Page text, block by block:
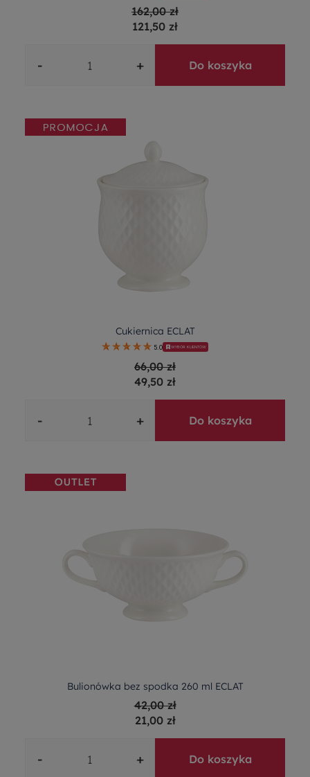
162,00 zł
121,50 zł
- + Do koszyka
Cukiernica ECLAT
5.0 WYBÓR KLIENTÓW
66,00 zł
49,50 zł
- + Do koszyka
Bulionówka bez spodka 260 ml ECLAT
42,00 zł
21,00 zł
- + Do koszyka